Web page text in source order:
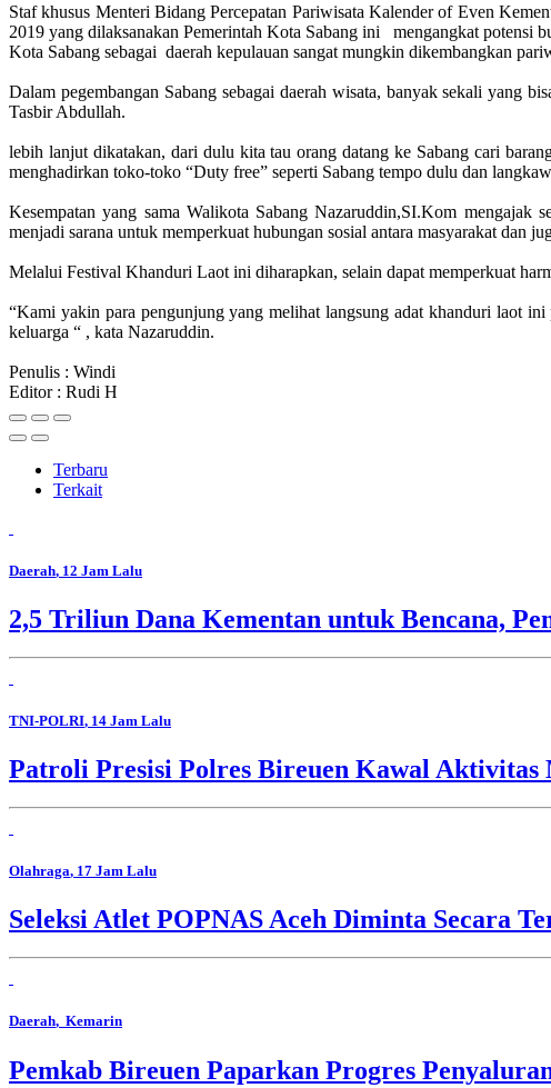
Staf khusus Menteri Bidang Percepatan Pariwisata Kalender of Even
2019 yang dilaksanakan Pemerintah Kota Sabang ini mengangkat potensi
Kota Sabang sebagai daerah kepulauan sangat mungkin dikembangkan
Dalam pegembangan Sabang sebagai daerah wisata, banyak sekali yang
Tasbir Abdullah.
lebih lanjut dikatakan, dari dulu kita tau orang datang ke Sabang cari
menghadirkan toko-toko “Duty free” seperti Sabang tempo dulu dan
Kesempatan yang sama Walikota Sabang Nazaruddin,SI.Kom mengajak
menjadi sarana untuk memperkuat hubungan sosial antara masyarakat dan
Melalui Festival Khanduri Laot ini diharapkan, selain dapat memperkuat
“Kami yakin para pengunjung yang melihat langsung adat khanduri laot
keluarga “ , kata Nazaruddin.
Penulis : Windi
Editor : Rudi H
Terbaru
Terkait
Daerah, 12 Jam Lalu
2,5 Triliun Dana Kementan untuk Bencana,
TNI-POLRI, 14 Jam Lalu
Patroli Presisi Polres Bireuen Kawal Aktivitas
Olahraga, 17 Jam Lalu
Seleksi Atlet POPNAS Aceh Diminta Secara
Daerah, Kemarin
Pemkab Bireuen Paparkan Progres